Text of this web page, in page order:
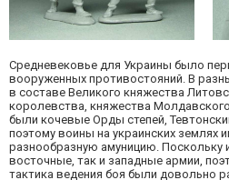
Средневековье для Украины было
вооруженных противостояний. В
в составе Великого княжества
королевства, княжества
были кочевые Орды степей,
поэтому воины на украинских землях
разнообразную амуницию. Поскольку
восточные, так и западные армии,
тактика ведения боя были довольно